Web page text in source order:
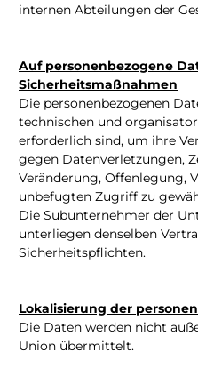
internen Abteilungen der
Auf personenbezogene
Sicherheitsmaßnahmen
Die personenbezogenen
technischen und
erforderlich sind, um ihre
gegen Datenverletzungen,
Veränderung, Offenlegung,
unbefugten Zugriff zu
Die Subunternehmer der
unterliegen denselben
Sicherheitspflichten.
Lokalisierung der
Die Daten werden nicht
Union übermittelt.